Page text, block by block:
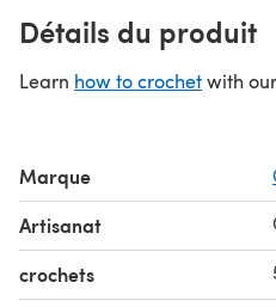
Détails du produit
Learn how to crochetwith
Marque
Artisanat
crochets